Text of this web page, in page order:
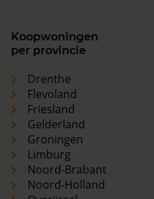
Koopwoningen
per provincie
Drenthe
Flevoland
Friesland
Gelderland
Groningen
Limburg
Noord-Brabant
Noord-Holland